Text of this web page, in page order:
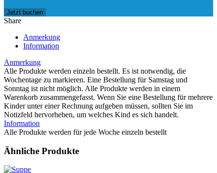
Jetzt buchen
Share
Anmerkung
Information
Anmerkung
Alle Produkte werden einzeln bestellt. Es ist notwendig, die
Wochentage zu markieren. Eine Bestellung für Samstag und
Sonntag ist nicht möglich. Alle Produkte werden in einem
Warenkorb zusammengefasst. Wenn Sie eine Bestellung für mehrere
Kinder unter einer Rechnung aufgeben müssen, sollten Sie im
Notizfeld hervorheben, um welches Kind es sich handelt.
Information
Alle Produkte werden für jede Woche einzeln bestellt
Ähnliche Produkte